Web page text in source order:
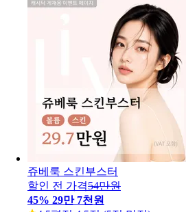
순플러스_쥬베룩
19만 9천원
평점 5.0점 (5점 만점)
미케이 콜라겐 쥬베룩 볼륨&스킨
할인 전 가격15만원
%10만원
5.0평점 5.0점 (5점 만점)
999+)